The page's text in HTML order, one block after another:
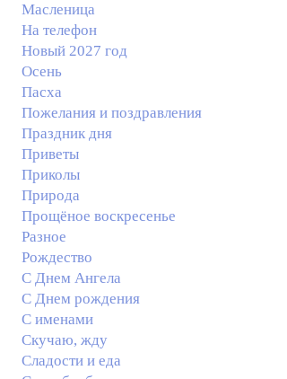
Масленица
На телефон
Новый 2027 год
Осень
Пасха
Пожелания и поздравления
Праздник дня
Приветы
Приколы
Природа
Прощёное воскресенье
Разное
Рождество
С Днем Ангела
С Днем рождения
С именами
Скучаю, жду
Сладости и еда